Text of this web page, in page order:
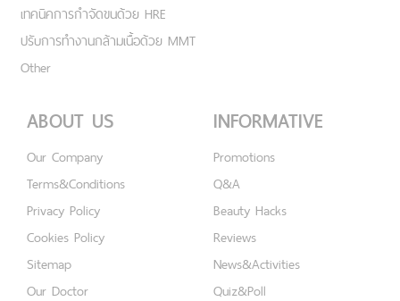
เทคนิคการกำจัดขนด้วย HRE
ปรับการทำงานกล้ามเนื้อด้วย MMT
Other
ABOUT US
Our Company
Terms&Conditions
Privacy Policy
Cookies Policy
Sitemap
Our Doctor
INFORMATIVE
Promotions
Q&A
Beauty Hacks
Reviews
News&Activities
Quiz&Poll